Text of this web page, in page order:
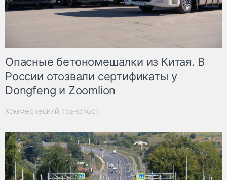
Опасные бетономешалки из Китая. В
России отозвали сертификаты у
Dongfeng и Zoomlion
Коммерческий транспорт